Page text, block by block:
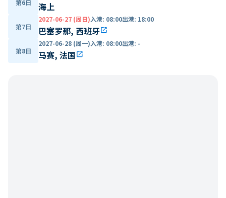
第6日 海上
第7日
2027-06-27 (周日)入港: 08:00出港: 18:00
巴塞罗那, 西班牙open_in_new
第8日
2027-06-28 (周一)入港: 08:00出港: -
马赛, 法国open_in_new